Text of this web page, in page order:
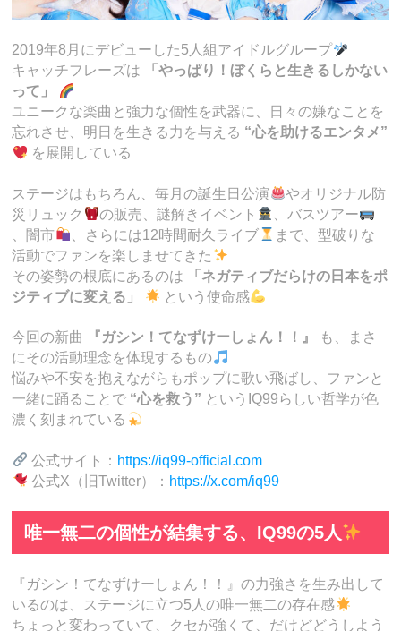
2019年8月にデビューした5人組アイドルグループ
キャッチフレーズは
「やっぱり！ぼくらと生きるしかない
って」
ユニークな楽曲と強力な個性を武器に、日々の嫌なことを
忘れさせ、明日を生きる力を与える “心を助けるエンタメ”
を展開している
ステージはもちろん、毎月の誕生日公演
やオリジナル防
災リュック
の販売、謎解きイベント
、バスツアー
、闇市
、さらには12時間耐久ライブ
まで、型破りな
活動でファンを楽しませてきた
その姿勢の根底にあるのは
「ネガティブだらけの日本をポ
ジティブに変える」
という使命感
今回の新曲 『ガシン！てなずけーしょん！！』
も、まさ
にその活動理念を体現するもの
悩みや不安を抱えながらもポップに歌い飛ばし、ファンと
一緒に踊ることで “心を救う” というIQ99らしい哲学が色
濃く刻まれている
公式サイト： https://iq99-official.com
公式X（旧Twitter）： https://x.com/iq99
唯一無二の個性が結集する、IQ99の5人
『ガシン！てなずけーしょん！！』の力強さを生み出して
いるのは、ステージに立つ5人の唯一無二の存在感
ちょっと変わっていて、クセが強くて、だけどどうしよう